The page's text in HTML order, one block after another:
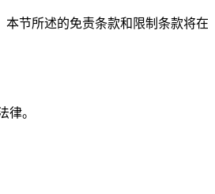
节所述的免责条款和限制条款将在
律。